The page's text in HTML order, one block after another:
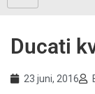
​Ducati
23 juni, 2016